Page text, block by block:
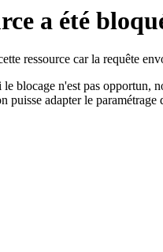
a été
ressource car la requête
blocage n'est pas opportun,
puisse adapter le paramétrage